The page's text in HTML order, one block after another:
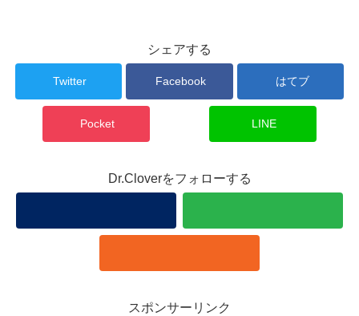
シェアする
Twitter Facebook はてブ
Pocket LINE
Dr.Cloverをフォローする
スポンサーリンク